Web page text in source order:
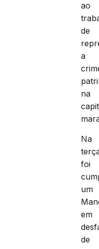
ao
de
a
na
Na
foi
um
em
de